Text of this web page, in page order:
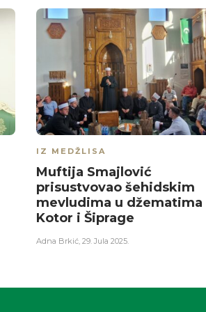
IZ MEDŽLISA
Muftija Smajlović
prisustvovao šehidskim
mevludima u džematima
Kotor i Šiprage
Adna Brkić, 29. Jula 2025.